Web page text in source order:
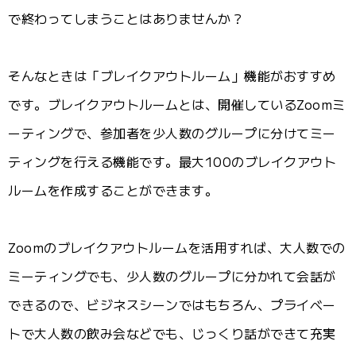
で終わってしまうことはありませんか？
そんなときは「ブレイクアウトルーム」機能がおすすめ
です。ブレイクアウトルームとは、開催しているZoomミ
ーティングで、参加者を少人数のグループに分けてミー
ティングを行える機能です。最大100のブレイクアウト
ルームを作成することができます。
Zoomのブレイクアウトルームを活用すれば、大人数での
ミーティングでも、少人数のグループに分かれて会話が
できるので、ビジネスシーンではもちろん、プライベー
トで大人数の飲み会などでも、じっくり話ができて充実